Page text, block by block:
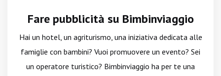
Fare pubblicità su Bimbinviaggio
Hai un hotel, un agriturismo, una iniziativa dedicata alle
famiglie con bambini? Vuoi promuovere un evento? Sei
un operatore turistico? Bimbinviaggio ha per te una